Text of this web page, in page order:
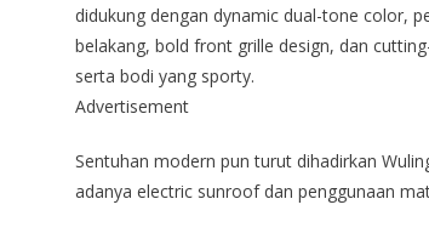
didukung dengan dynamic dual-tone color,
belakang, bold front grille design, dan
serta bodi yang sporty.
Advertisement
Sentuhan modern pun turut dihadirkan
adanya electric sunroof dan penggunaan